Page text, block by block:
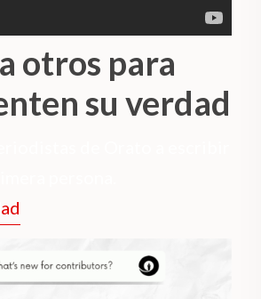
otros para
su verdad